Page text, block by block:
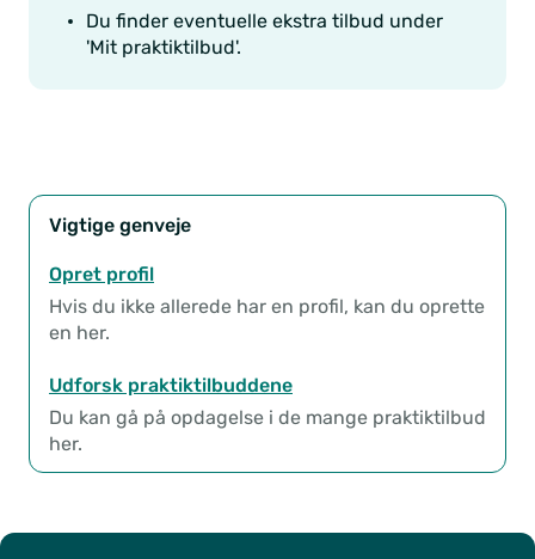
Du finder eventuelle ekstra tilbud under
'Mit praktiktilbud'.
Vigtige genveje
Opret profil
Hvis du ikke allerede har en profil, kan du oprette
en her.
Udforsk praktiktilbuddene
Du kan gå på opdagelse i de mange praktiktilbud
her.